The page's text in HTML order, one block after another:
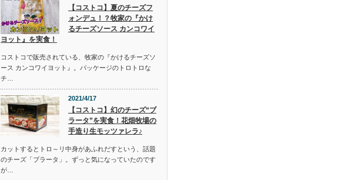
【コストコ】夏のチーズフ
ォンデュ！？牧家の『かけ
るチーズソース カンコワイ
ヨット』を実食！
コストコで販売されている、牧家の『かけるチーズソ
ース カンコワイヨット』。パッケージのトロトロな
チ…
2021/4/17
【コストコ】幻のチーズ“ブ
ラータ”を実食！花畑牧場の
手造り生モッツァレラ♪
カットするとトロ～リ中身があふれだすという、話題
のチーズ「ブラータ」。ずっと気になっていたのです
が…